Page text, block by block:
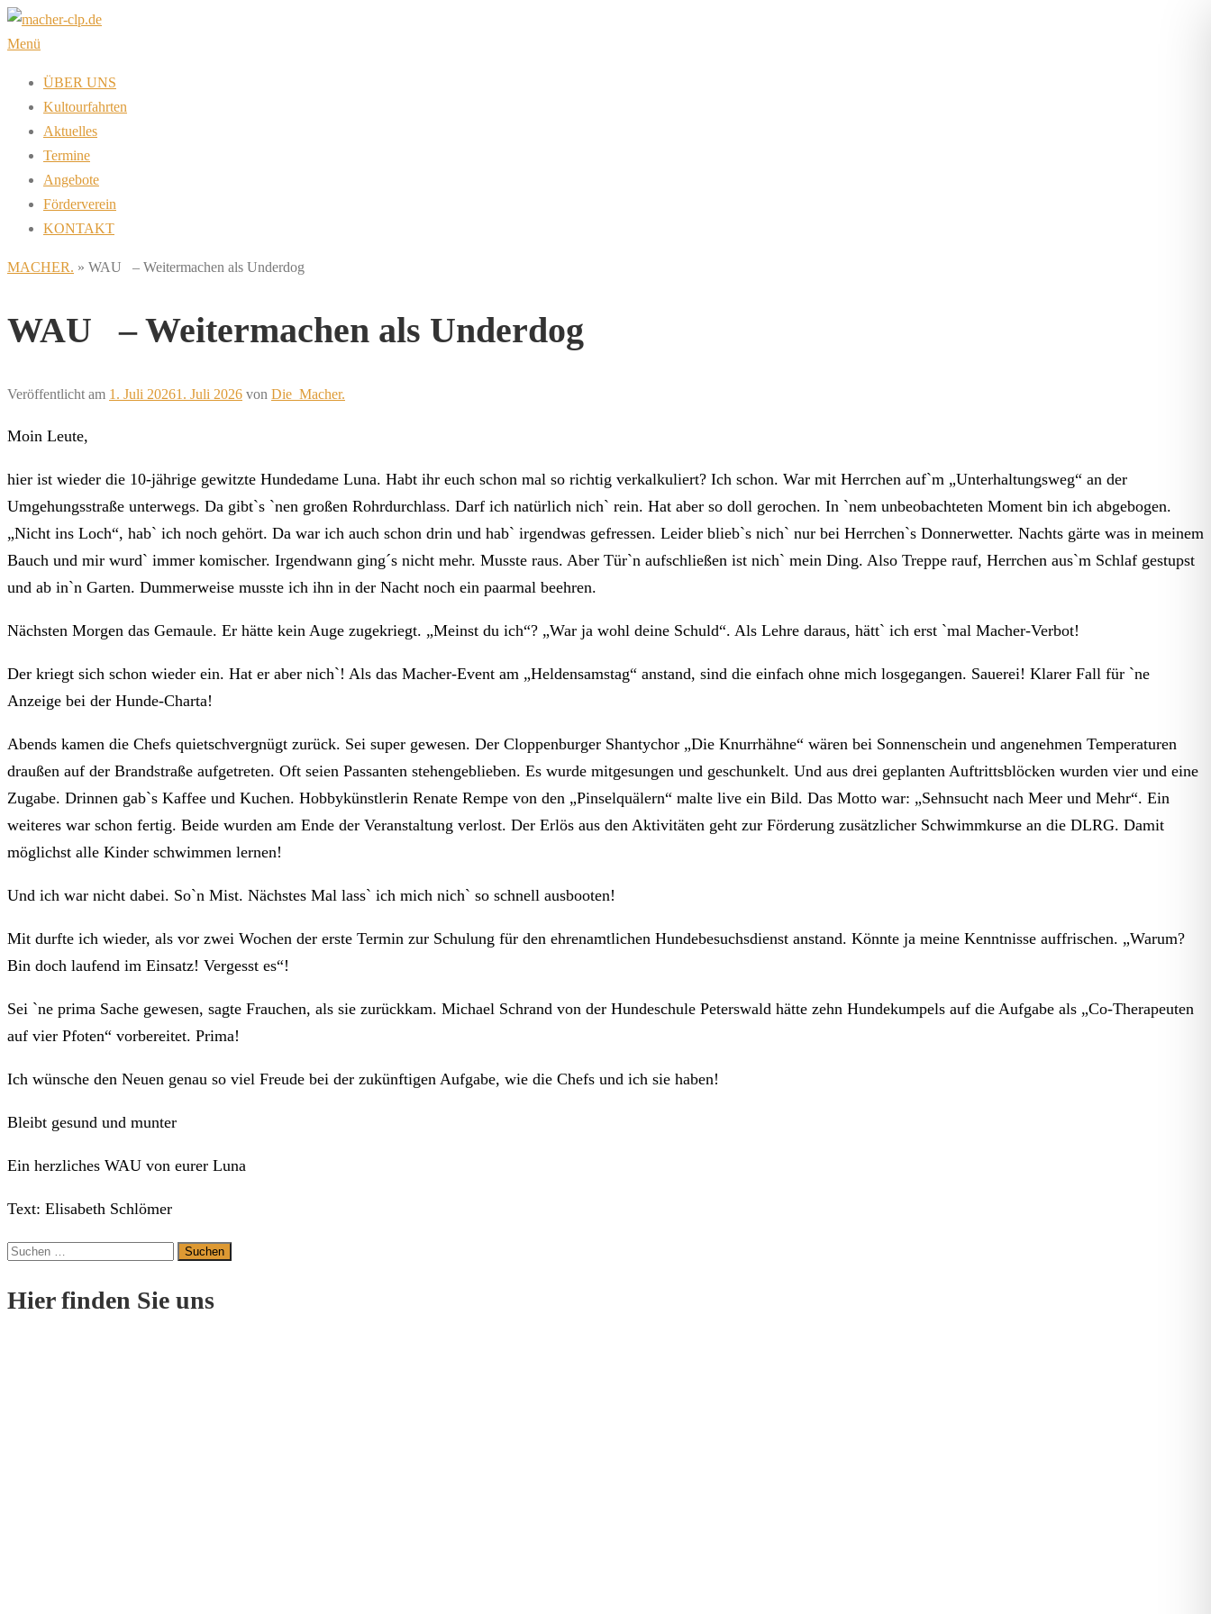
Zum
Inhalt
Menü
ÜBER UNS
Kultourfahrten
Aktuelles
Termine
Angebote
Förderverein
KONTAKT
MACHER. » WAU – Weitermachen als Underdog
WAU – Weitermachen als Underdog
Veröffentlicht am 1. Juli 20261. Juli 2026 von Die_Macher.
Moin Leute,
hier ist wieder die 10-jährige gewitzte Hundedame Luna. Habt ihr euch schon mal so richtig verkalkuliert? Ich schon. War mit Herrchen auf`m „Unterhaltungsweg“ an der
Umgehungsstraße unterwegs. Da gibt`s `nen großen Rohrdurchlass. Darf ich natürlich nich` rein. Hat aber so doll gerochen. In `nem unbeobachteten Moment bin ich abgebogen.
„Nicht ins Loch“, hab` ich noch gehört. Da war ich auch schon drin und hab` irgendwas gefressen. Leider blieb`s nich` nur bei Herrchen`s Donnerwetter. Nachts gärte was in meinem
Bauch und mir wurd` immer komischer. Irgendwann ging´s nicht mehr. Musste raus. Aber Tür`n aufschließen ist nich` mein Ding. Also Treppe rauf, Herrchen aus`m Schlaf gestupst
und ab in`n Garten. Dummerweise musste ich ihn in der Nacht noch ein paarmal beehren.
Nächsten Morgen das Gemaule. Er hätte kein Auge zugekriegt. „Meinst du ich“? „War ja wohl deine Schuld“. Als Lehre daraus, hätt` ich erst `mal Macher-Verbot!
Der kriegt sich schon wieder ein. Hat er aber nich`! Als das Macher-Event am „Heldensamstag“ anstand, sind die einfach ohne mich losgegangen. Sauerei! Klarer Fall für `ne
Anzeige bei der Hunde-Charta!
Abends kamen die Chefs quietschvergnügt zurück. Sei super gewesen. Der Cloppenburger Shantychor „Die Knurrhähne“ wären bei Sonnenschein und angenehmen Temperaturen
draußen auf der Brandstraße aufgetreten. Oft seien Passanten stehengeblieben. Es wurde mitgesungen und geschunkelt. Und aus drei geplanten Auftrittsblöcken wurden vier und eine
Zugabe. Drinnen gab`s Kaffee und Kuchen. Hobbykünstlerin Renate Rempe von den „Pinselquälern“ malte live ein Bild. Das Motto war: „Sehnsucht nach Meer und Mehr“. Ein
weiteres war schon fertig. Beide wurden am Ende der Veranstaltung verlost. Der Erlös aus den Aktivitäten geht zur Förderung zusätzlicher Schwimmkurse an die DLRG. Damit
möglichst alle Kinder schwimmen lernen!
Und ich war nicht dabei. So`n Mist. Nächstes Mal lass` ich mich nich` so schnell ausbooten!
Mit durfte ich wieder, als vor zwei Wochen der erste Termin zur Schulung für den ehrenamtlichen Hundebesuchsdienst anstand. Könnte ja meine Kenntnisse auffrischen. „Warum?
Bin doch laufend im Einsatz! Vergesst es“!
Sei `ne prima Sache gewesen, sagte Frauchen, als sie zurückkam. Michael Schrand von der Hundeschule Peterswald hätte zehn Hundekumpels auf die Aufgabe als „Co-Therapeuten
auf vier Pfoten“ vorbereitet. Prima!
Ich wünsche den Neuen genau so viel Freude bei der zukünftigen Aufgabe, wie die Chefs und ich sie haben!
Bleibt gesund und munter
Ein herzliches WAU von eurer Luna
Text: Elisabeth Schlömer
Suchen
Hier finden Sie uns